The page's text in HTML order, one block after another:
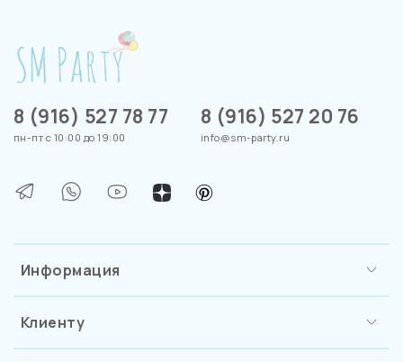
Информация
Клиенту
8 (916) 527 78 77
пн-пт с 10:00 до 19:00
8 (916) 527 20 76
info@sm-party.ru